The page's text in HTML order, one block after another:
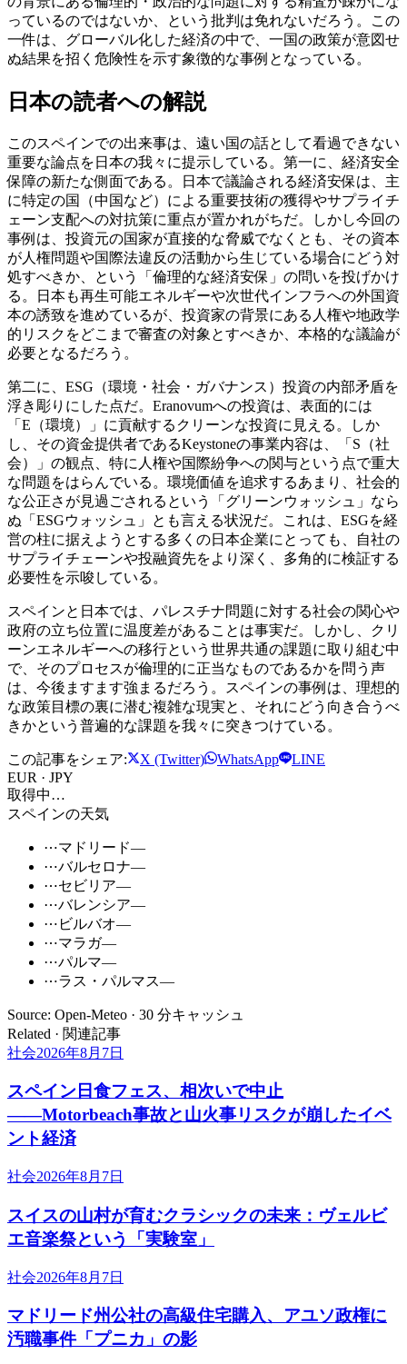
っているのではないか、という批判は免れないだろう。この
一件は、グローバル化した経済の中で、一国の政策が意図せ
ぬ結果を招く危険性を示す象徴的な事例となっている。
日本の読者への解説
このスペインでの出来事は、遠い国の話として看過できない
重要な論点を日本の我々に提示している。第一に、経済安全
保障の新たな側面である。日本で議論される経済安保は、主
に特定の国（中国など）による重要技術の獲得やサプライチ
ェーン支配への対抗策に重点が置かれがちだ。しかし今回の
事例は、投資元の国家が直接的な脅威でなくとも、その資本
が人権問題や国際法違反の活動から生じている場合にどう対
処すべきか、という「倫理的な経済安保」の問いを投げかけ
る。日本も再生可能エネルギーや次世代インフラへの外国資
本の誘致を進めているが、投資家の背景にある人権や地政学
的リスクをどこまで審査の対象とすべきか、本格的な議論が
必要となるだろう。
第二に、ESG（環境・社会・ガバナンス）投資の内部矛盾を
浮き彫りにした点だ。Eranovumへの投資は、表面的には
「E（環境）」に貢献するクリーンな投資に見える。しか
し、その資金提供者であるKeystoneの事業内容は、「S（社
会）」の観点、特に人権や国際紛争への関与という点で重大
な問題をはらんでいる。環境価値を追求するあまり、社会的
な公正さが見過ごされるという「グリーンウォッシュ」なら
ぬ「ESGウォッシュ」とも言える状況だ。これは、ESGを経
営の柱に据えようとする多くの日本企業にとっても、自社の
サプライチェーンや投融資先をより深く、多角的に検証する
必要性を示唆している。
スペインと日本では、パレスチナ問題に対する社会の関心や
政府の立ち位置に温度差があることは事実だ。しかし、クリ
ーンエネルギーへの移行という世界共通の課題に取り組む中
で、そのプロセスが倫理的に正当なものであるかを問う声
は、今後ますます強まるだろう。スペインの事例は、理想的
な政策目標の裏に潜む複雑な現実と、それにどう向き合うべ
きかという普遍的な課題を我々に突きつけている。
この記事をシェア: X (Twitter) WhatsApp
LINE
EUR · JPY
取得中…
スペインの天気
⋯マドリード—
⋯バルセロナ—
⋯セビリア—
⋯バレンシア—
⋯ ビルバオ—
⋯マラガ—
⋯パルマ—
⋯ラス・パルマス—
Source: Open-Meteo · 30 分キャッシュ
Related · 関連記事
社会2026年8月7日
スペイン日食フェス、相次いで中止
――Motorbeach事故と山火事リスクが崩したイベ
ント経済
社会2026年8月7日
スイスの山村が育むクラシックの未来：ヴェルビ
エ音楽祭という「実験室」
社会2026年8月7日
マドリード州公社の高級住宅購入、アユソ政権に
汚職事件「プニカ」の影